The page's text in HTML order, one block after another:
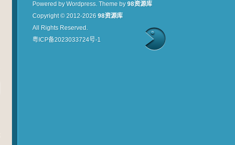
Powered by Wordpress. Theme by 98资源库
Copyright © 2012-2026 98资源库
All Rights Reserved.
粤ICP备2023033724号-1